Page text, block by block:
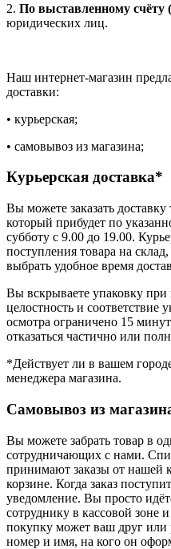
2. По выставленному
юридических лиц.
Наш интернет-магазин
доставки:
• курьерская;
• самовывоз из магазина;
Курьерская доставка*
Вы можете заказать
который прибудет по
субботу с 9.00 до 19.00.
поступления товара на
выбрать удобное время
Вы вскрываете упаковку при
целостность и соответствие
осмотра ограничено 15
отказаться частично или
*Действует ли в вашем
менеджера магазина.
Самовывоз из
Вы можете забрать товар в
сотрудничающих с нами.
принимают заказы от нашей
корзине. Когда заказ
уведомление. Вы просто
сотруднику в кассовой зоне
покупку может ваш друг или
номер и имя, на кого он